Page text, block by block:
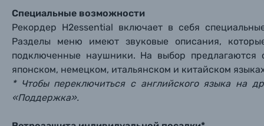
Книги о фотографии, альбомы известных
Солнцезащитные очки
Б/У фототехника (Комиссионные товары)
Специальные возможности
Рекордер H2essential включает в себя
Разделы меню имеют звуковые описания,
подключенные наушники. На выбор предлагаются
японском, немецком, итальянском и китайском
* Чтобы переключиться с английского языка на
«Поддержка».